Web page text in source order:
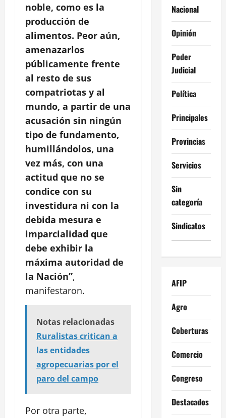
noble, como es la
producción de
alimentos. Peor aún,
amenazarlos
públicamente frente
al resto de sus
compatriotas y al
mundo, a partir de una
acusación sin ningún
tipo de fundamento,
humillándolos, una
vez más, con una
actitud que no se
condice con su
investidura ni con la
debida mesura e
imparcialidad que
debe exhibir la
máxima autoridad de
la Nación”,
manifestaron.
Notas relacionadas
Ruralistas critican a
las entidades
agropecuarias por el
paro del campo
Por otra parte,
Nacional
Opinión
Poder
Judicial
Política
Principales
Provincias
Servicios
Sin
categoría
Sindicatos
AFIP
Agro
Coberturas
Comercio
Congreso
Destacados